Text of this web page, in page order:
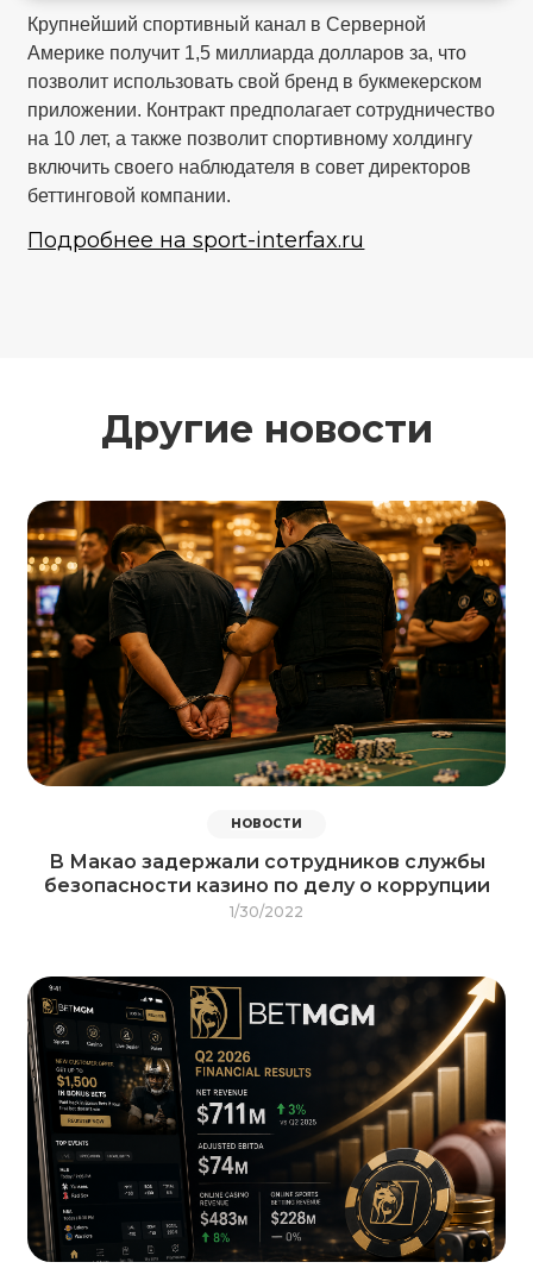
Крупнейший спортивный канал в Серверной
Америке получит 1,5 миллиарда долларов за, что
позволит использовать свой бренд в букмекерском
приложении. Контракт предполагает сотрудничество
на 10 лет, а также позволит спортивному холдингу
включить своего наблюдателя в совет директоров
беттинговой компании.
Подробнее на sport-interfax.ru
Другие новости
НОВОСТИ
В Макао задержали сотрудников службы
безопасности казино по делу о коррупции
1/30/2022